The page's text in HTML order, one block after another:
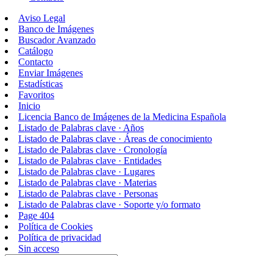
Aviso Legal
Banco de Imágenes
Buscador Avanzado
Catálogo
Contacto
Enviar Imágenes
Estadísticas
Favoritos
Inicio
Licencia Banco de Imágenes de la Medicina Española
Listado de Palabras clave · Años
Listado de Palabras clave · Áreas de conocimiento
Listado de Palabras clave · Cronología
Listado de Palabras clave · Entidades
Listado de Palabras clave · Lugares
Listado de Palabras clave · Materias
Listado de Palabras clave · Personas
Listado de Palabras clave · Soporte y/o formato
Page 404
Política de Cookies
Política de privacidad
Sin acceso